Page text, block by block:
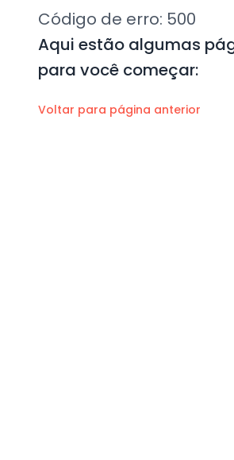
Código de erro: 500
Aqui estão algumas
para você começar:
Voltar para página anterior